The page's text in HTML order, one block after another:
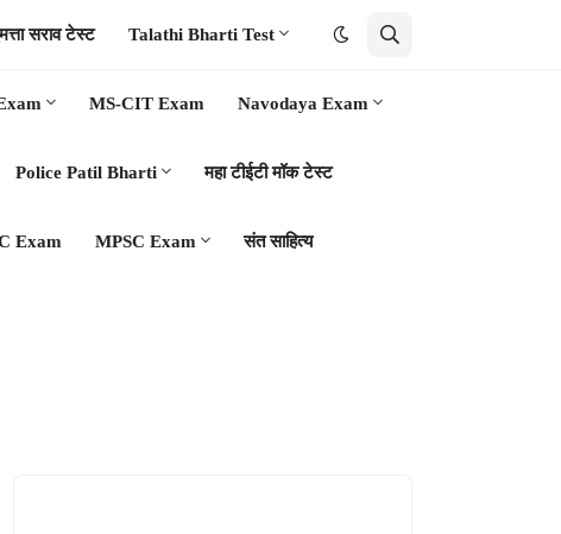
सराव टेस्ट Talathi Bharti Test
MS-CIT Exam Navodaya Exam
Police Patil Bharti महा टीईटी मॉक टेस्ट
Exam MPSC Exam संत साहित्य